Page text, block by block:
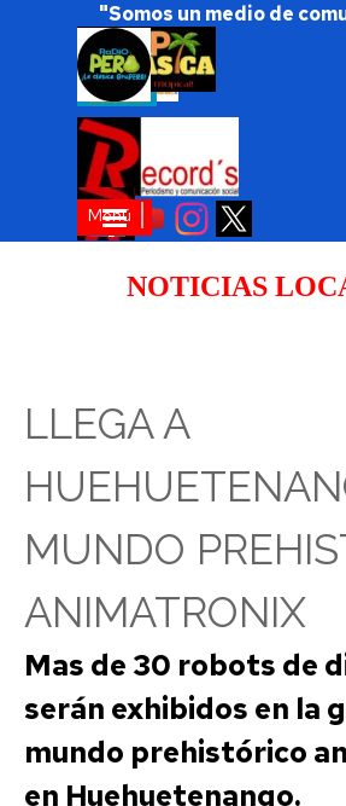
Vaya al Contenido"Somos un medio de
Saltar menú
Menú
NOTICIAS
LLEGA A
MUNDO
ANIMATRONIX
Mas de 30 robots de
serán exhibidos en la
mundo prehistórico
en Huehuetenango.